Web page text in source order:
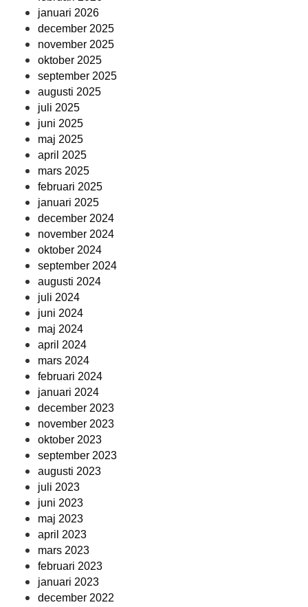
januari 2026
december 2025
november 2025
oktober 2025
september 2025
augusti 2025
juli 2025
juni 2025
maj 2025
april 2025
mars 2025
februari 2025
januari 2025
december 2024
november 2024
oktober 2024
september 2024
augusti 2024
juli 2024
juni 2024
maj 2024
april 2024
mars 2024
februari 2024
januari 2024
december 2023
november 2023
oktober 2023
september 2023
augusti 2023
juli 2023
juni 2023
maj 2023
april 2023
mars 2023
februari 2023
januari 2023
december 2022